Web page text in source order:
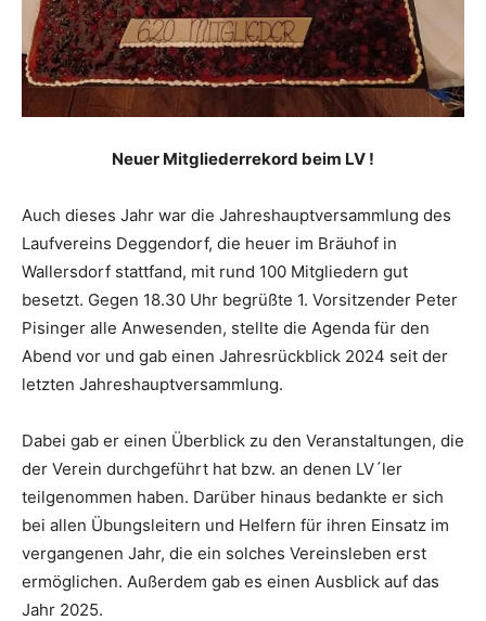
Neuer Mitgliederrekord beim LV !
Auch dieses Jahr war die Jahreshauptversammlung des
Laufvereins Deggendorf, die heuer im Bräuhof in
Wallersdorf stattfand, mit rund 100 Mitgliedern gut
besetzt. Gegen 18.30 Uhr begrüßte 1. Vorsitzender Peter
Pisinger alle Anwesenden, stellte die Agenda für den
Abend vor und gab einen Jahresrückblick 2024 seit der
letzten Jahreshauptversammlung.
Dabei gab er einen Überblick zu den Veranstaltungen, die
der Verein durchgeführt hat bzw. an denen LV´ler
teilgenommen haben. Darüber hinaus bedankte er sich
bei allen Übungsleitern und Helfern für ihren Einsatz im
vergangenen Jahr, die ein solches Vereinsleben erst
ermöglichen. Außerdem gab es einen Ausblick auf das
Jahr 2025.